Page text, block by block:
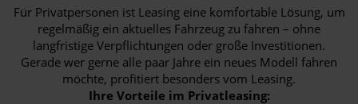
Für Privatpersonen ist Leasing eine komfortable Lösung, um
regelmäßig ein aktuelles Fahrzeug zu fahren – ohne
langfristige Verpflichtungen oder große Investitionen.
Gerade wer gerne alle paar Jahre ein neues Modell fahren
möchte, profitiert besonders vom Leasing.
Ihre Vorteile im Privatleasing: